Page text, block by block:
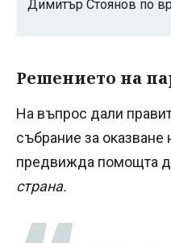
Димитър Стоянов по
Решението на
На въпрос дали
събрание за
предвижда помощта
страна.